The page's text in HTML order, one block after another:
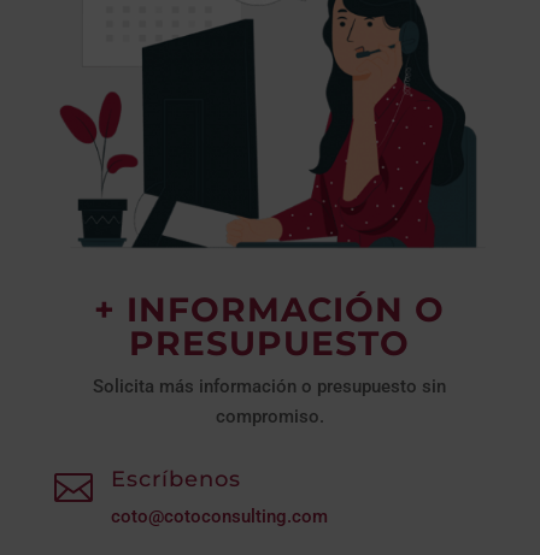
+ INFORMACIÓN O
PRESUPUESTO
Solicita más información o presupuesto sin
compromiso.
 Escríbenos
coto@cotoconsulting.com